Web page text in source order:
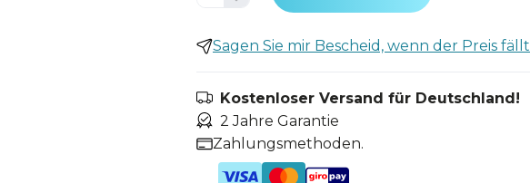
Sagen Sie mir Bescheid, wenn der Preis fällt
Kostenloser Versand für Deutschland!
2 Jahre Garantie
Zahlungsmethoden.